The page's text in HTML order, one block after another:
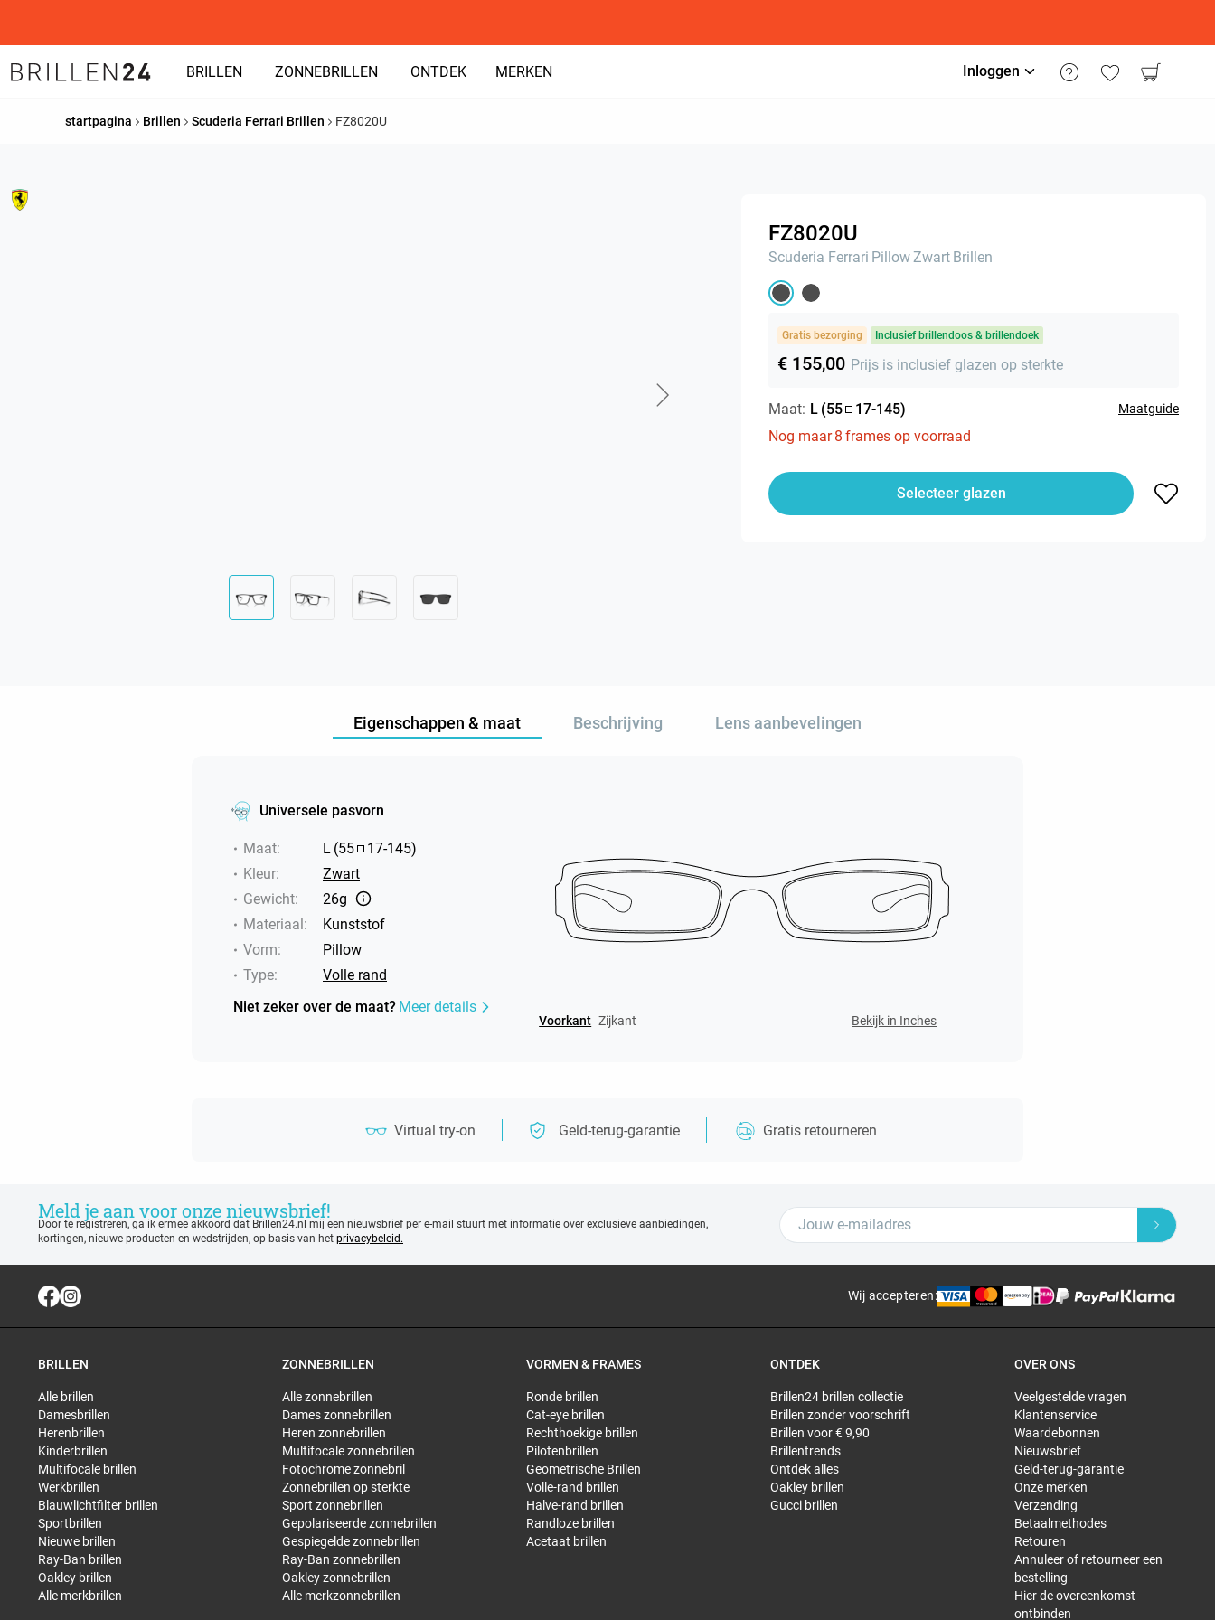
BRILLEN ZONNEBRILLEN ONTDEK MERKEN Inloggen
startpagina Brillen Scuderia Ferrari Brillen FZ8020U
FZ8020U
Scuderia Ferrari PillowZwart Brillen
Gratis bezorging Inclusief brillendoos & brillendoek
€ 155,00 Prijs is inclusief glazen op sterkte
Maat: L (55 17-145) Maatguide
Nog maar 8 frames op voorraad
Selecteer glazen
Eigenschappen & maat Beschrijving Lens aanbevelingen
Universele pasvorn
Maat: L (55 17-145)
Kleur:
Zwart
Gewicht:
26g
Materiaal:
Kunststof
Vorm:
Pillow
Type:
Volle rand
Niet zeker over de maat? Meer details
Voorkant Zijkant Bekijk in Inches
Virtual try-on Geld-terug-garantie Gratis retourneren
Meld je aan voor onze nieuwsbrief!
Door te registreren, ga ik ermee akkoord dat Brillen24.nl mij een nieuwsbrief per e-mail stuurt met informatie over exclusieve aanbiedingen,
kortingen, nieuwe producten en wedstrijden, op basis van het privacybeleid.
Wij accepteren:
BRILLEN
Alle brillen
Damesbrillen
Herenbrillen
Kinderbrillen
Multifocale brillen
Werkbrillen
Blauwlichtfilter brillen
Sportbrillen
Nieuwe brillen
Ray-Ban brillen
Oakley brillen
Alle merkbrillen
ZONNEBRILLEN
Alle zonnebrillen
Dames zonnebrillen
Heren zonnebrillen
Multifocale zonnebrillen
Fotochrome zonnebril
Zonnebrillen op sterkte
Sport zonnebrillen
Gepolariseerde zonnebrillen
Gespiegelde zonnebrillen
Ray-Ban zonnebrillen
Oakley zonnebrillen
Alle merkzonnebrillen
VORMEN & FRAMES
Ronde brillen
Cat-eye brillen
Rechthoekige brillen
Pilotenbrillen
Geometrische Brillen
Volle-rand brillen
Halve-rand brillen
Randloze brillen
Acetaat brillen
ONTDEK
Brillen24 brillen collectie
Brillen zonder voorschrift
Brillen voor € 9,90
Brillentrends
Ontdek alles
Oakley brillen
Gucci brillen
OVER ONS
Veelgestelde vragen
Klantenservice
Waardebonnen
Nieuwsbrief
Geld-terug-garantie
Onze merken
Verzending
Betaalmethodes
Retouren
Annuleer of retourneer een
bestelling
Hier de overeenkomst
ontbinden